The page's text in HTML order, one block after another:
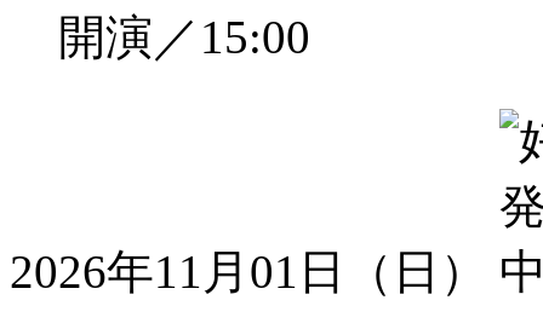
開演／15:00
2026年11月01日（日）